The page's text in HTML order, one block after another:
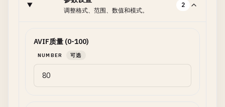
调整格式、范围、数值和模式。
2
AVIF质量 (0-100)
NUMBER 可选